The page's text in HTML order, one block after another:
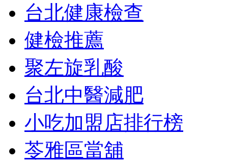
台北健康檢查
健檢推薦
聚左旋乳酸
台北中醫減肥
小吃加盟店排行榜
苓雅區當舖